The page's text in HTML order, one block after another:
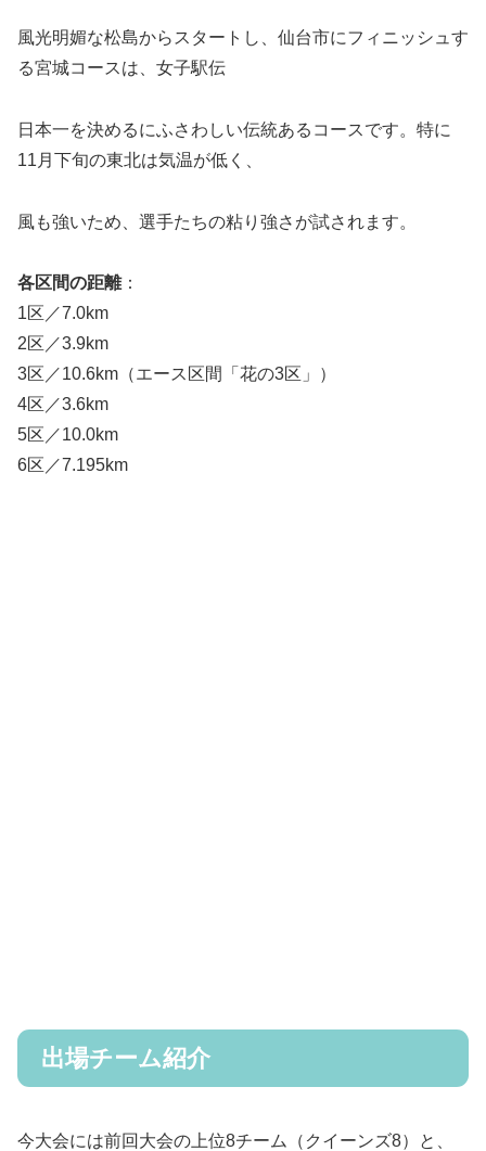
風光明媚な松島からスタートし、仙台市にフィニッシュす
る宮城コースは、女子駅伝
日本一を決めるにふさわしい伝統あるコースです。特に
11月下旬の東北は気温が低く、
風も強いため、選手たちの粘り強さが試されます。
各区間の距離：
1区／7.0km
2区／3.9km
3区／10.6km（エース区間「花の3区」）
4区／3.6km
5区／10.0km
6区／7.195km
出場チーム紹介
今大会には前回大会の上位8チーム（クイーンズ8）と、